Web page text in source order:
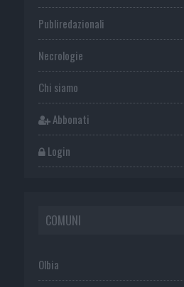
Publiredazionali
Necrologie
Chi siamo
Abbonati
Login
COMUNI
Olbia